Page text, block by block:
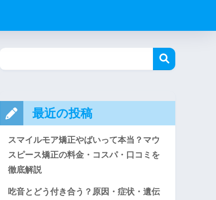
最近の投稿
スマイルモア矯正やばいって本当？マウ
スピース矯正の料金・コスパ・口コミを
徹底解説
吃音とどう付き合う？原因・症状・遺伝